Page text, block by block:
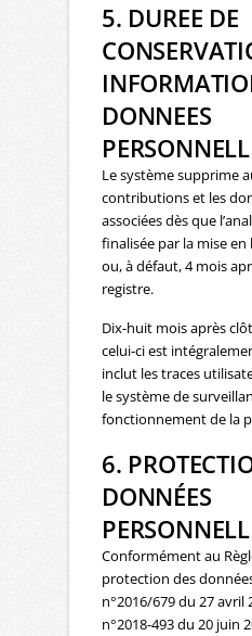
5. DUREE DE
DONNEES
Le système supprime
contributions et les
associées dès que
finalisée par la mise
ou, à défaut, 4 mois
registre.
Dix-huit mois après
celui-ci est
inclut les traces
le système de
fonctionnement de la
6.
DONNÉES
Conformément au
protection des
n°2016/679 du 27 avril
n°2018-493 du 20 juin